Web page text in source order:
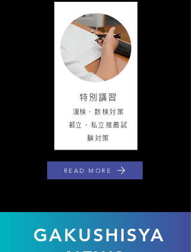
特別講習
​漢検 ・数検対策
​都立・私立推薦試
験対策
READ MORE
GAKUSHISYA